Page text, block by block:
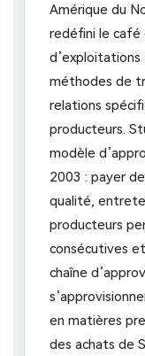
Amérique du
redéfini le café
d’exploitations
méthodes de
relations
producteurs.
modèle
2003 : payer
qualité,
producteurs
consécutives
chaîne
en matières
des achats de